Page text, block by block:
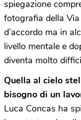
spiegazione
fotografia della
d’accordo ma in
livello mentale e
diventa molto
Quella al cielo
bisogno di un
Luca Concas ha